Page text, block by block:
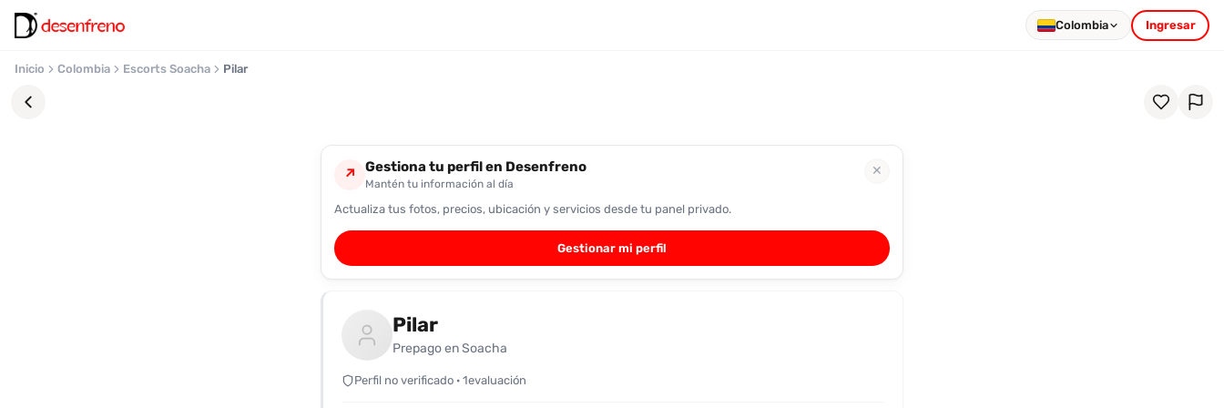
Colombia Ingresar
Inicio Colombia Escorts Soacha Pilar
↗ Gestiona tu perfil en Desenfreno
Mantén tu información al día
✕
Actualiza tus fotos, precios, ubicación y servicios desde tu panel privado.
Gestionar mi perfil
Pilar
Prepago en Soacha
Perfil no verificado · 1evaluación